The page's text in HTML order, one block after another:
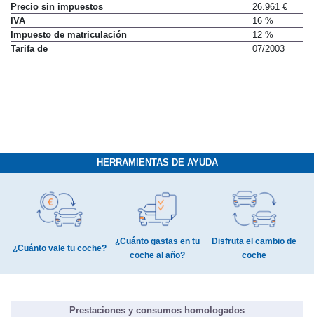
Precio sin impuestos
26.961 €
IVA
16 %
Impuesto de matriculación
12 %
Tarifa de
07/2003
HERRAMIENTAS DE AYUDA
¿Cuánto vale tu coche?
¿Cuánto gastas en tu
coche al año?
Disfruta el cambio de
coche
Prestaciones y consumos homologados